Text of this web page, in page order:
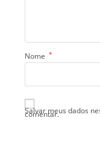
Nome *
Salvar meus dados
comentar.